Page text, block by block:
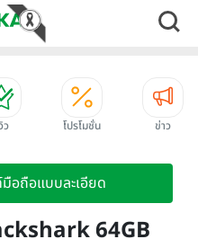
ว โปรโมชั่น ข่าว
อถือแบบละเอียด
64GB